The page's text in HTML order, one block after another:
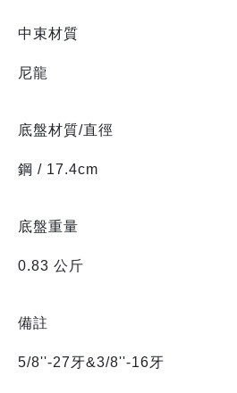
中束材質
尼龍
底盤材質/直徑
鋼 / 17.4cm
底盤重量
0.83 公斤
備註
5/8''-27牙&3/8''-16牙